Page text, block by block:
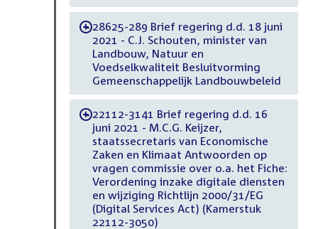
-28625-289 Brief regering d.d. 18 juni
2021 - C.J. Schouten, minister van
Landbouw, Natuur en
Voedselkwaliteit Besluitvorming
Gemeenschappelijk Landbouwbeleid
-22112-3141 Brief regering d.d. 16
juni 2021 - M.C.G. Keijzer,
staatssecretaris van Economische
Zaken en Klimaat Antwoorden op
vragen commissie over o.a. het Fiche:
Verordening inzake digitale diensten
en wijziging Richtlijn 2000/31/EG
(Digital Services Act) (Kamerstuk
22112-3050)